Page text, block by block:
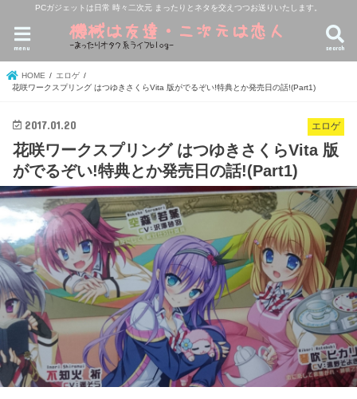
PCガジェットは日常 時々二次元 まったりとネタを交えつつお送りいたします。
search
menu
HOME
エロゲ
花咲ワークスプリング はつゆきさくらVita 版がでるぞい!特典とか発売日の話!(Part1)
エロゲ
2017.01.20
花咲ワークスプリング はつゆきさくらVita 版
がでるぞい!特典とか発売日の話!(Part1)